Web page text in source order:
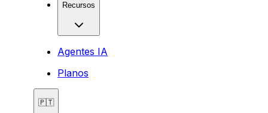
Recursos
Agentes IA
Planos
🇵🇹